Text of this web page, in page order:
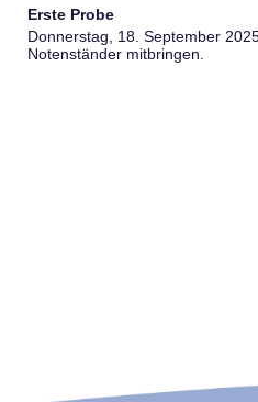
Erste Probe
Donnerstag, 18. September
Notenständer mitbringen.